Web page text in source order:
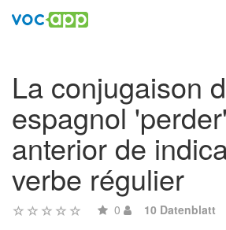
La conjugaison
espagnol
anterior de
verbe régulier
0 10 Datenblatt